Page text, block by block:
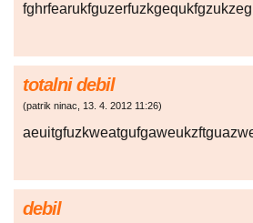
totalni debil
(patrik ninac, 13. 4. 2012 11:26)
debil